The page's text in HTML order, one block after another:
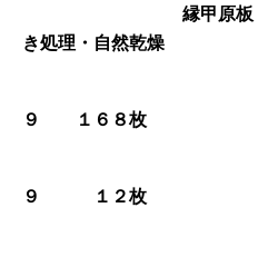
縁甲原板
き処理・自然乾燥
９ １６８枚
９ １２枚